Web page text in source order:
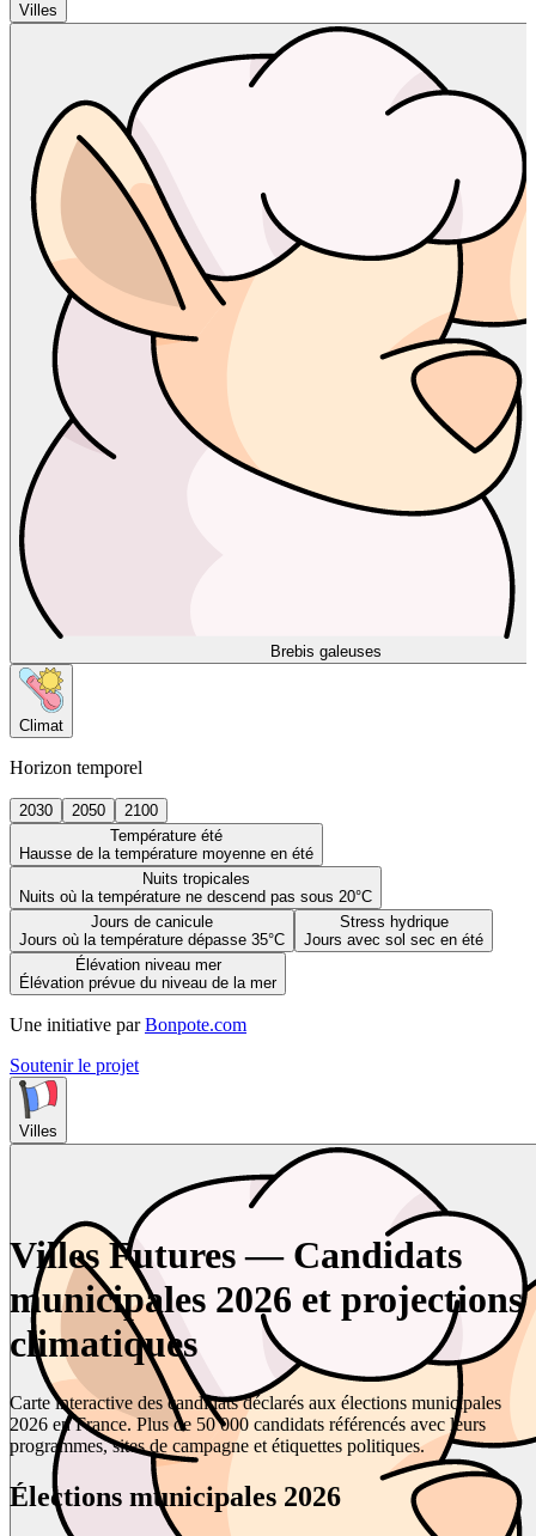
Villes
Brebis galeuses
Climat
Horizon temporel
2030 2050
2100
Température été
Hausse de la température moyenne en été
Nuits tropicales
Nuits où la température ne descend pas sous 20°C
Jours de canicule
Jours où la température dépasse 35°C
Stress hydrique
Jours avec sol sec en été
Élévation niveau mer
Élévation prévue du niveau de la mer
Une initiative par Bonpote.com
Soutenir le projet
Villes
Villes Futures — Candidats
municipales 2026 et projections
climatiques
Carte interactive des candidats déclarés aux élections municipales
2026 en France. Plus de 50 000 candidats référencés avec leurs
programmes, sites de campagne et étiquettes politiques.
Élections municipales 2026